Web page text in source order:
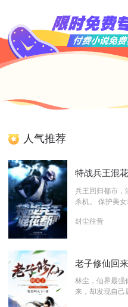
人气推荐
特战兵王混
兵王回归都市，
杀机。 保护美女
封尘往昔
老子修仙回
林尘，仙界最强
来，却发现自己